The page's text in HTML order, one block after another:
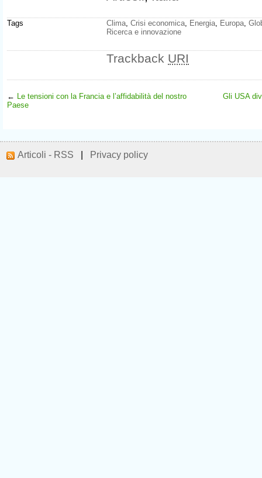
Tags Clima, Crisi economica, Energia, Europa,
Ricerca e innovazione
Trackback URI
← Le tensioni con la Francia e l’affidabilità del nostro
Paese
Gli USA
Articoli - RSS Privacy policy